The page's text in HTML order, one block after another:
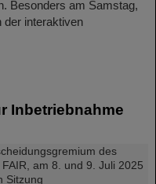
Besonders am Samstag,
der interaktiven
Inbetriebnahme